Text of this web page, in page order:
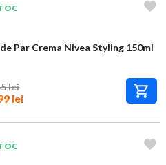
Par Crema Nivea Styling 150ml
lei
lei